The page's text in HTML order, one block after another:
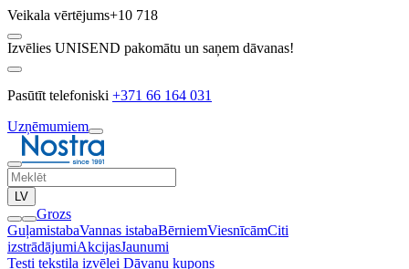
Veikala vērtējums+10 718
Izvēlies UNISEND pakomātu un saņem dāvanas!
Pasūtīt telefoniski +371 66 164 031
Uzņēmumiem
LV
Grozs
GuļamistabaVannas istabaBērniemViesnīcāmCiti
izstrādājumiAkcijasJaunumi
Testi tekstila izvēlei Dāvanu kupons